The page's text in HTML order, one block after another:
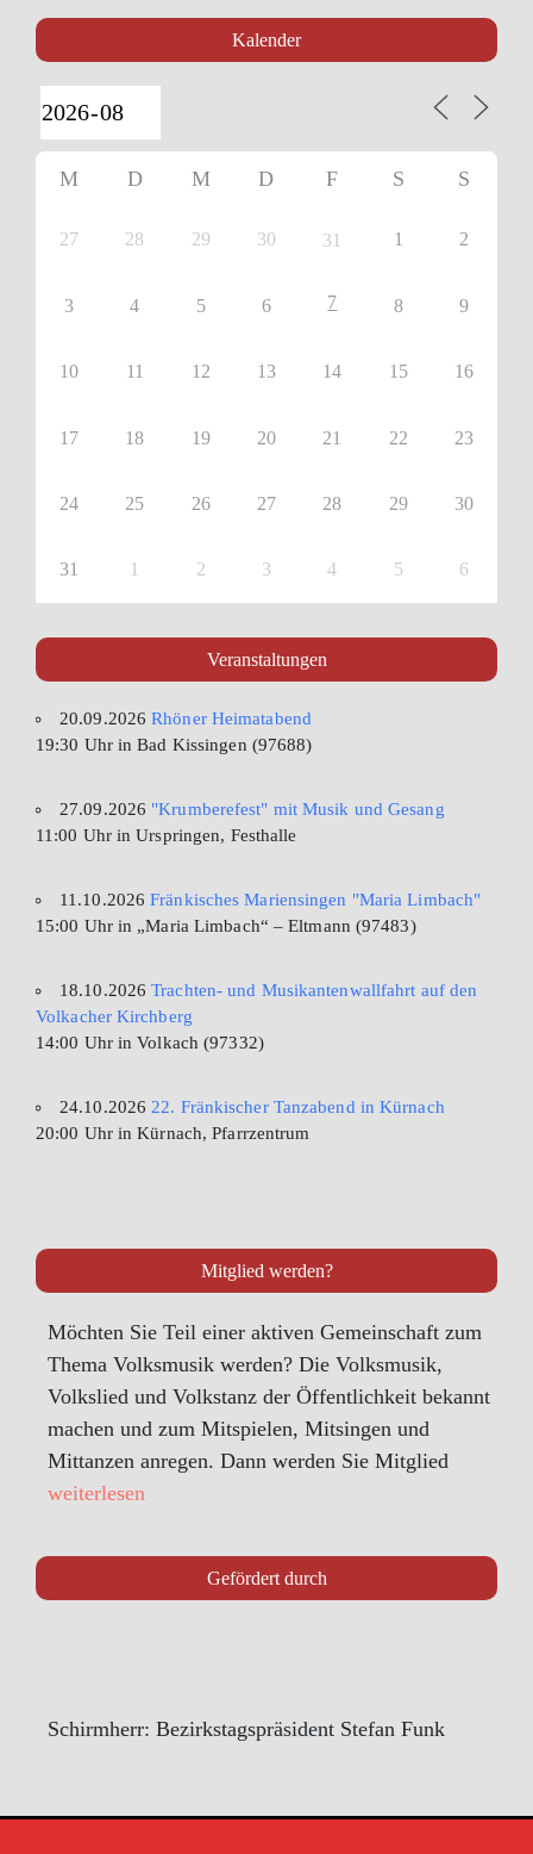
Kalender
M D M D F S S
27 28 29 30 31 1 2
3 4 5 6 7 8 9
10 11 12 13 14 15 16
17 18 19 20 21 22 23
24 25 26 27 28 29 30
31 1 2 3 4 5 6
Veranstaltungen
20.09.2026Rhöner Heimatabend
19:30 Uhr in Bad Kissingen (97688)
27.09.2026 "Krumberefest" mit Musik und Gesang
11:00 Uhr in Urspringen, Festhalle
11.10.2026Fränkisches Mariensingen "Maria Limbach"
15:00 Uhr in „Maria Limbach“ – Eltmann (97483)
18.10.2026Trachten- und Musikantenwallfahrt auf den
Volkacher Kirchberg
14:00 Uhr in Volkach (97332)
24.10.2026 22. Fränkischer Tanzabend in Kürnach
20:00 Uhr in Kürnach, Pfarrzentrum
Mitglied werden?
Möchten Sie Teil einer aktiven Gemeinschaft zum
Thema Volksmusik werden? Die Volksmusik,
Volkslied und Volkstanz der Öffentlichkeit bekannt
machen und zum Mitspielen, Mitsingen und
Mittanzen anregen. Dann werden Sie Mitglied
weiterlesen
Gefördert durch
Schirmherr: Bezirkstagspräsident Stefan Funk